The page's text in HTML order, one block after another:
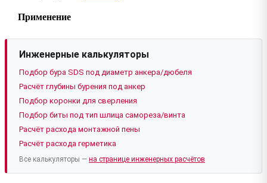
Применение
Инженерные калькуляторы
Подбор бура SDS под диаметр анкера/дюбеля
Расчёт глубины бурения под анкер
Подбор коронки для сверления
Подбор биты под тип шлица самореза/винта
Расчёт расхода монтажной пены
Расчёт расхода герметика
Все калькуляторы — на странице инженерных расчётов